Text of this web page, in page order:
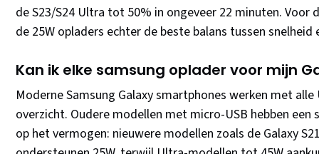
de S23/S24 Ultra tot 50% in ongeveer 22 minuten. Voor
de 25W opladers echter de beste balans tussen snelheid
Kan ik elke samsung oplader voor mijn
Moderne Samsung Galaxy smartphones werken met alle
overzicht. Oudere modellen met micro-USB hebben
op het vermogen: nieuwere modellen zoals de Galaxy